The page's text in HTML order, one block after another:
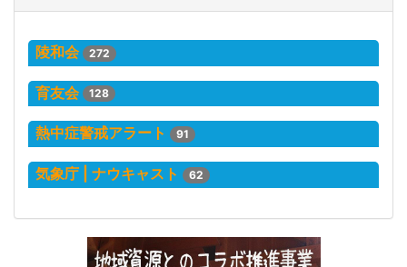
陵和会 272
育友会 128
熱中症警戒アラート 91
気象庁 | ナウキャスト 62